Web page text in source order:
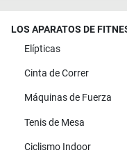
LOS APARATOS DE
Elípticas
Cinta de Correr
Máquinas de Fuerza
Tenis de Mesa
Ciclismo Indoor